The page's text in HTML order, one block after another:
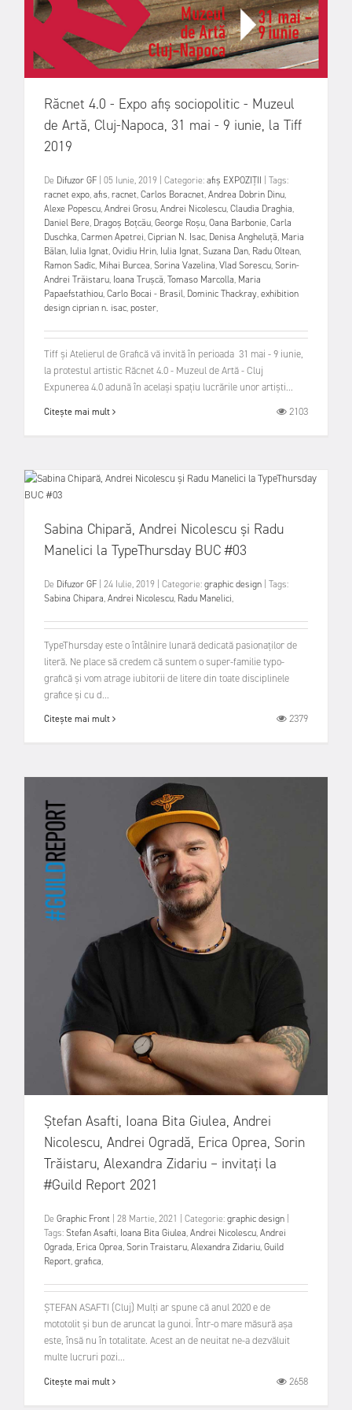
Răcnet 4.0 - Expo afiș sociopolitic - Muzeul
de Artă, Cluj-Napoca, 31 mai - 9 iunie, la Tiff
2019
De Difuzor GF 05 Iunie, 2019 Categorie:afiș EXPOZIȚII
Tags:
racnet expo,afis,racnet,Carlos Boracnet,Andrea Dobrin Dinu,
Alexe Popescu,Andrei Grosu,Andrei Nicolescu,Claudia Draghia,
Daniel Bere, Dragoș Boțcău,George Roșu,Oana Barbonie,Carla
Duschka,Carmen Apetrei,Ciprian N. Isac, Denisa Angheluță, Maria
Bălan, Iulia Ignat,Ovidiu Hrin, Iulia Ignat,Suzana Dan, Radu Oltean,
Ramon Sadîc, Mihai Burcea,Sorina Vazelina,Vlad Sorescu,Sorin-
Andrei Trăistaru, Ioana Trușcă,Tomaso Marcolla, Maria
Papaefstathiou,Carlo Bocai - Brasil, Dominic Thackray,exhibition
design ciprian n. isac,poster,
Tiff și Atelierul de Grafică vă invită în perioada 31 mai - 9 iunie,
la protestul artistic Răcnet 4.0 - Muzeul de Artă - Cluj
Expunerea 4.0 adună în același spațiu lucrările unor artiști...
Citește mai mult 2103
Sabina Chipară, Andrei Nicolescu și Radu
Manelici la TypeThursday BUC #03
De Difuzor GF 24 Iulie, 2019 Categorie:graphic design Tags:
Sabina Chipara,Andrei Nicolescu, Radu Manelici,
TypeThursday este o întâlnire lunară dedicată pasionaților de
literă. Ne place să credem că suntem o super-familie typo-
grafică și vom atrage iubitorii de litere din toate disciplinele
grafice și cu d...
Citește mai mult 2379
Ștefan Asafti, Ioana Bita Giulea, Andrei
Nicolescu, Andrei Ogradă, Erica Oprea, Sorin
Trăistaru, Alexandra Zidariu – invitați la
#Guild Report 2021
De Graphic Front 28 Martie, 2021 Categorie:graphic design
Tags:Stefan Asafti, Ioana Bita Giulea,Andrei Nicolescu,Andrei
Ograda, Erica Oprea,Sorin Traistaru,Alexandra Zidariu,Guild
Report,grafica,
ȘTEFAN ASAFTI (Cluj) Mulți ar spune că anul 2020 e de
mototolit și bun de aruncat la gunoi. Într-o mare măsură așa
este, însă nu în totalitate. Acest an de neuitat ne-a dezvăluit
multe lucruri pozi...
Citește mai mult 2658